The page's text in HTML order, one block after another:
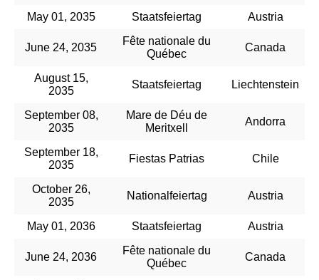
May 01, 2035 Staatsfeiertag Austria
June 24, 2035
Fête nationale du
Québec
Canada
August 15,
2035
Staatsfeiertag Liechtenstein
September 08,
2035
Mare de Déu de
Meritxell
Andorra
September 18,
2035
Fiestas Patrias Chile
October 26,
2035
Nationalfeiertag Austria
May 01, 2036 Staatsfeiertag Austria
June 24, 2036
Fête nationale du
Québec
Canada